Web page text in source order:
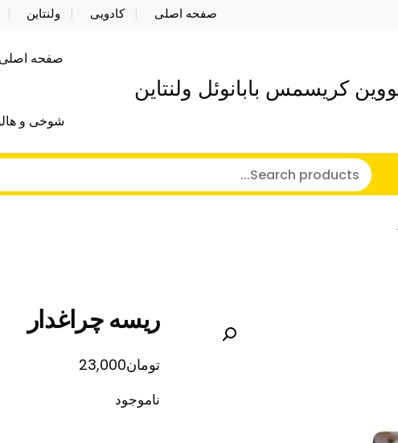
صفحه اصلی کادویی ولنتاین
کریسمس بابانوئل ولنتاین
صفحه اصلی
شوخی و
ریسه چراغدار
تومان23,000
ناموجود